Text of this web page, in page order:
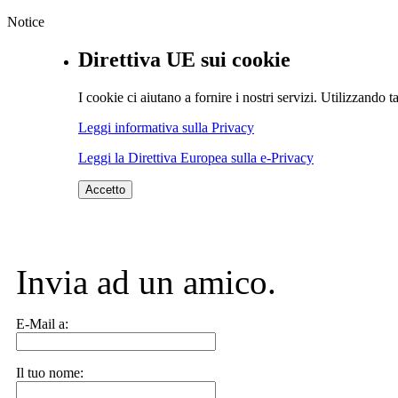
Notice
Direttiva UE sui cookie
I cookie ci aiutano a fornire i nostri servizi. Utilizzando
Leggi informativa sulla Privacy
Leggi la Direttiva Europea sulla e-Privacy
Accetto
Invia ad un amico.
E-Mail a:
Il tuo nome: